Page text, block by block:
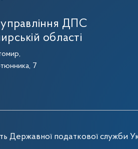
ДПС
області
7
Державної податкової служби